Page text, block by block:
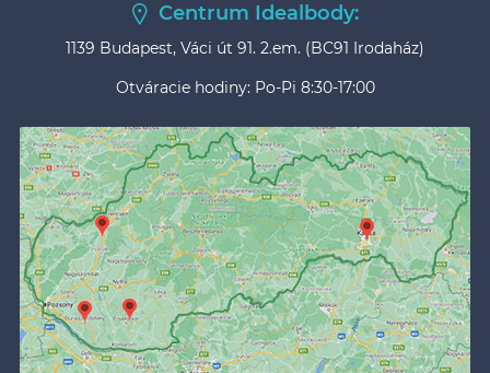
Centrum Idealbody:
1139 Budapest, Váci út 91. 2.em. (BC91 Irodaház)
Otváracie hodiny: Po-Pi 8:30-17:00